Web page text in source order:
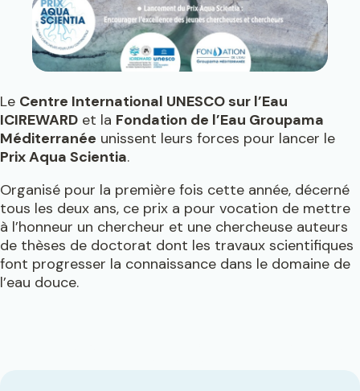
Le Centre International UNESCO sur l’Eau
ICIREWARD et la Fondation de l’Eau Groupama
Méditerranée unissent leurs forces pour lancer le
Prix Aqua Scientia.
Organisé pour la première fois cette année, décerné
tous les deux ans, ce prix a pour vocation de mettre
à l’honneur un chercheur et une chercheuse auteurs
de thèses de doctorat dont les travaux scientifiques
font progresser la connaissance dans le domaine de
l’eau douce.